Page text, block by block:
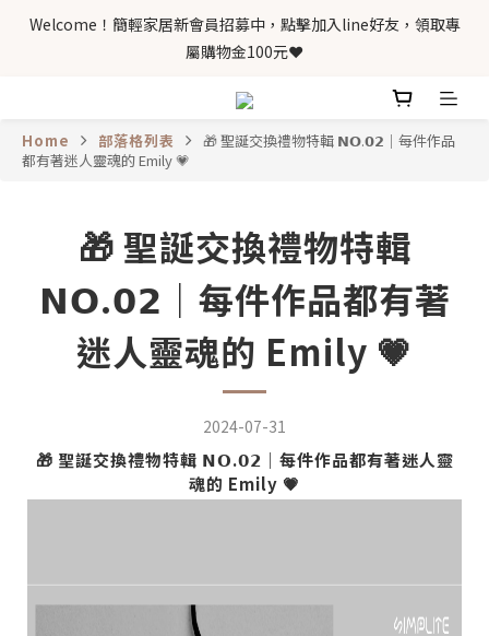
Welcome！簡輕家居新會員招募中，點擊加入line好友，領取專
屬購物金100元❤️
Home 部落格列表
🎁 聖誕交換禮物特輯 𝗡𝗢.𝟬𝟮｜每件作品
都有著迷人靈魂的 Emily 💗
🎁 聖誕交換禮物特輯
𝗡𝗢.𝟬𝟮｜每件作品都有著
迷人靈魂的 Emily 💗
2024-07-31
🎁 聖誕交換禮物特輯 𝗡𝗢.𝟬𝟮｜每件作品都有著迷人靈
魂的 Emily 💗